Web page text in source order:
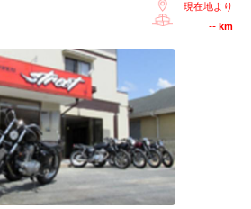
現在地より
-- km